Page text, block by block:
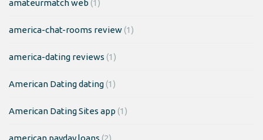
amateurmatch web (1)
america-chat-rooms review(1)
america-dating reviews (1)
American Dating dating(1)
American Dating Sites app (1)
american payday loans (2)